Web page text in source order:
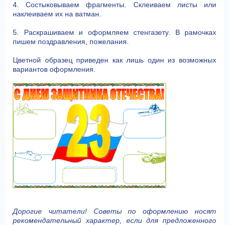
4. Состыковываем фрагменты. Cклеиваем листы или
наклеиваем их на ватман.
5. Раскрашиваем и оформляем стенгазету. В рамочках
пишем поздравления, пожелания.
Цветной образец приведен как лишь один из возможных
вариантов оформления.
Дорогие читатели! Cоветы по оформлению носят
рекомендательный характер, если для предложенного